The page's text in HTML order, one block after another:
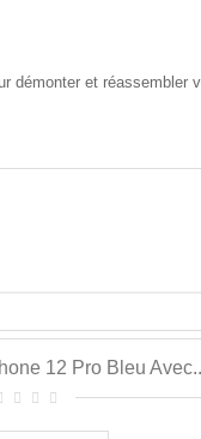
démonter et réassembler
12 Pro Bleu